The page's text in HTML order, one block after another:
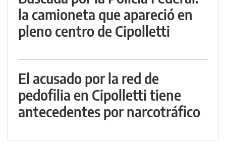
la camioneta que apareció en
pleno centro de Cipolletti
El acusado por la red de
pedofilia en Cipolletti tiene
antecedentes por narcotráfico